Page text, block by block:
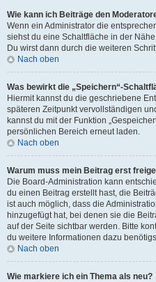
Wie kann ich Beiträge den
Wenn ein Administrator die
siehst du eine Schaltfläche in der
Du wirst dann durch die weiteren
Nach oben
Was bewirkt die „Speichern“-
Hiermit kannst du die geschriebene
späteren Zeitpunkt vervollständigen
kannst du mit der Funktion
persönlichen Bereich erneut laden.
Nach oben
Warum muss mein Beitrag erst
Die Board-Administration kann
du einen Beitrag erstellt hast, die
ist auch möglich, dass die
hinzugefügt hat, bei denen sie die
auf der Seite sichtbar werden. Bitte
du weitere Informationen dazu
Nach oben
Wie markiere ich ein Thema als neu?